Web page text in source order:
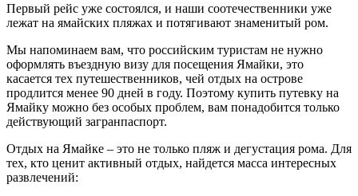
Первый рейс уже состоялся, и наши соотечественники уже
лежат на ямайских пляжах и потягивают знаменитый ром.
Мы напоминаем вам, что российским туристам не нужно
оформлять въездную визу для посещения Ямайки, это
касается тех путешественников, чей отдых на острове
продлится менее 90 дней в году. Поэтому купить путевку на
Ямайку можно без особых проблем, вам понадобится только
действующий загранпаспорт.
Отдых на Ямайке – это не только пляж и дегустация рома. Для
тех, кто ценит активный отдых, найдется масса интересных
развлечений: